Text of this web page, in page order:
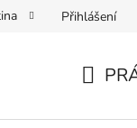
Dostupnost
Přihlášení